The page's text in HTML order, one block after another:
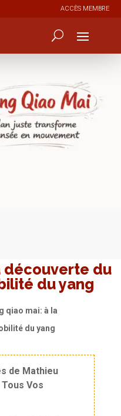
ACCÈS MEMBRE
découverte du
du yang
qiao mai: à la
du yang
de Mathieu
Vos